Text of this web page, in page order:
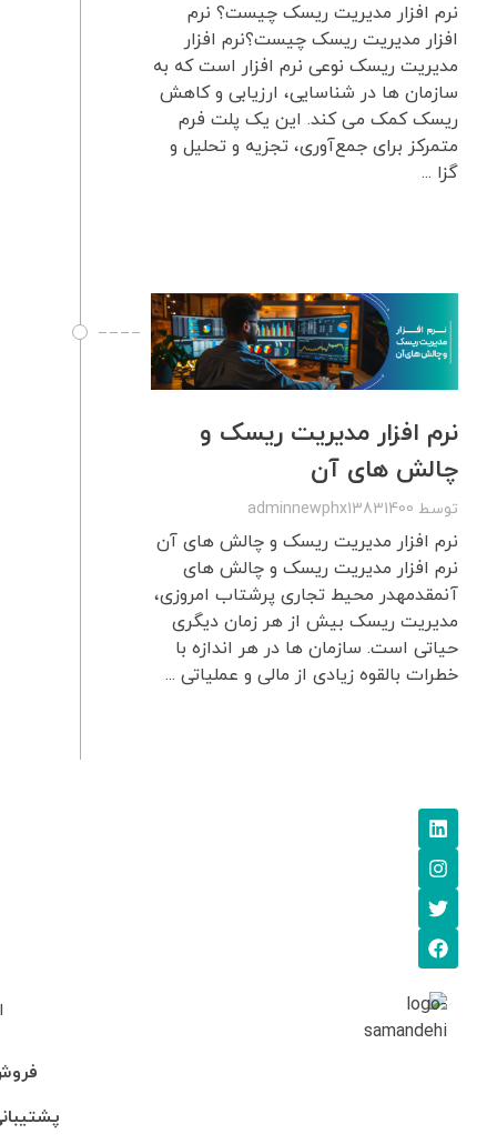
نرم افزار مدیریت ریسک چیست؟ نرم
افزار مدیریت ریسک چیست؟نرم افزار
مدیریت ریسک نوعی نرم افزار است که به
سازمان ها در شناسایی، ارزیابی و کاهش
ریسک کمک می کند. این یک پلت فرم
متمرکز برای جمع‌آوری، تجزیه و تحلیل و
گزا ...
نرم افزار مدیریت ریسک و
چالش های آن
توسط adminnewphx13831400
نرم افزار مدیریت ریسک و چالش های آن
نرم افزار مدیریت ریسک و چالش های
آنمقدمهدر محیط تجاری پرشتاب امروزی،
مدیریت ریسک بیش از هر زمان دیگری
حیاتی است. سازمان ها در هر اندازه با
خطرات بالقوه زیادی از مالی و عملیاتی ...
فروش:
پشتیبانی: 95-